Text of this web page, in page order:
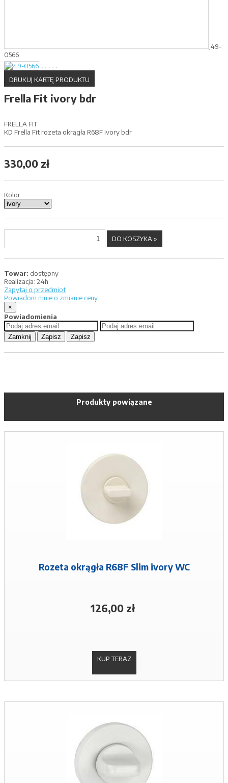
49-
0566
DRUKUJ KARTĘ PRODUKTU
Frella Fit ivory bdr
FRELLA FIT
KD Frella Fit rozeta okrągła R68F ivory bdr
330,00 zł
Kolor
Towar: dostępny
Realizacja: 24h
Zapytaj o przedmiot
Powiadom mnie o zmianie ceny
×
Powiadomienia
Zamknij Zapisz Zapisz
Produkty powiązane
Rozeta okrągła R68F Slim ivory WC
126,00 zł
KUP TERAZ